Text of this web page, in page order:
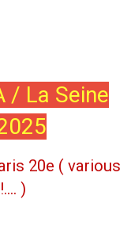
/ La Seine
20e ( various
)